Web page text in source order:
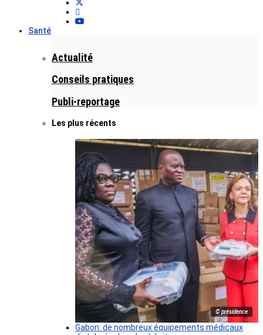
Santé
Actualité
Conseils pratiques
Publi-reportage
Les plus récents
© présidence
Gabon: de nombreux équipements médicaux